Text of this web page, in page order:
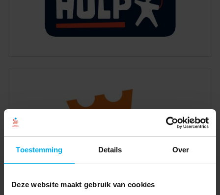
Toestemming Details Over
Deze website maakt gebruik van cookies